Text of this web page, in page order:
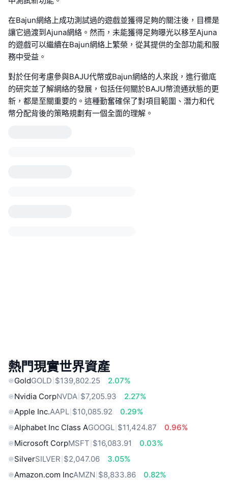
在Bajun網絡上成功測試過的遊戲並獲得足夠的關注後，目標是
讓它過渡到Ajuna網絡。然而，未能獲得足夠曝光以移至Ajuna
的遊戲可以繼續在Bajun網絡上繁榮，從其提供的全部功能和服
務中受益。
對於任何考慮參與BAJU代幣或Bajun網絡的人來說，進行徹底
的研究並了解網絡的發展，包括任何關於BAJU幣流通狀態的更
新，都是至關重要的。這種勤奮確保了對項目範圍、潛力和代
幣分配背後的策略規劃有一個全面的理解。
熱門現實世界資產
GoldGOLD $139,802.25
2.07%
Nvidia CorpNVDA $7,205.93
2.27%
Apple Inc.AAPL $10,085.92
0.29%
Alphabet Inc Class AGOOGL $11,424.87
0.96%
Microsoft CorpMSFT $16,083.91
0.03%
SilverSILVER $2,047.06
3.05%
Amazon.com IncAMZN $8,833.86
0.82%